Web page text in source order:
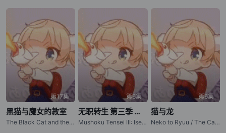
第17集
黑猫与魔女的教室
The Black Cat and the Witch Classroom / The Classroom of a Black Cat and a Witch
第6集
无职转生 第三季 ～到了异世界就拿出真本事～
Mushoku Tensei III: Isekai Ittara Honki Dasu / 无职转生 第三季 ～在异世界认真地活下去～
第6集
猫与龙
Neko to Ryuu / The Cat and the Dragon